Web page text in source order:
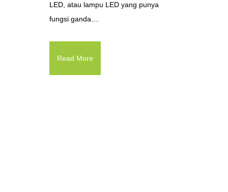
LED, atau lampu LED yang punya
fungsi ganda....
Read More